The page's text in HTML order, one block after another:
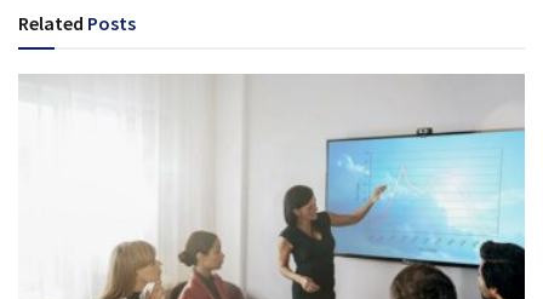
Related Posts